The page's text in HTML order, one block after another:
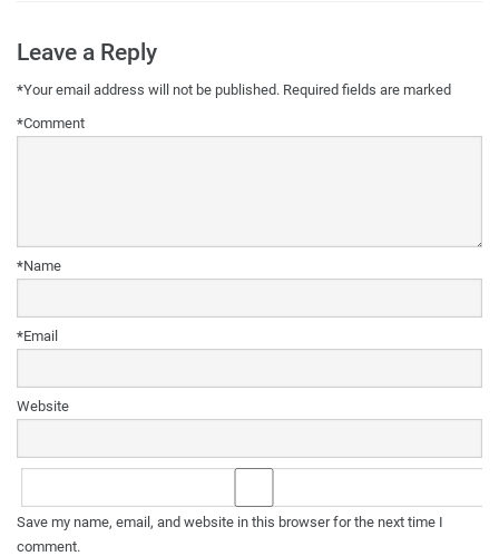
Leave a Reply
Your email address will not be published. Required fields are marked
*
Comment
*
Name
*
Email
*
Website
Save my name, email, and website in this browser for the next time I
comment.